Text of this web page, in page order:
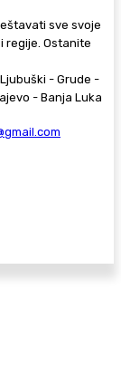
sve svoje
regije. Ostanite
- Grude -
- Banja Luka